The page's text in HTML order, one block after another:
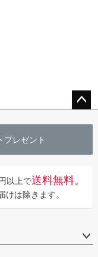
へ
プレゼント
以上で送料無料。
けは除きます。